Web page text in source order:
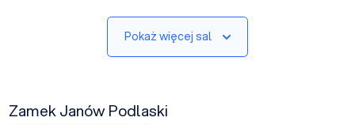
Pokaż więcej sal
Zamek Janów Podlaski